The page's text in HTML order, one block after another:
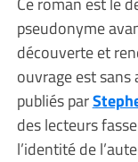
pseudonyme
découverte et
ouvrage est
publiés par
des lecteurs
l’identité de